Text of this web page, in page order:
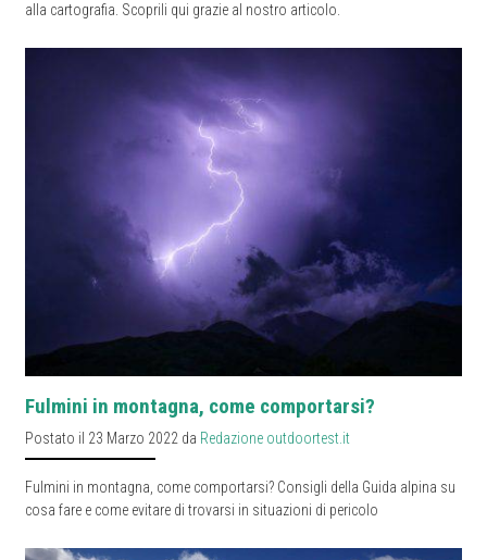
alla cartografia. Scoprili qui grazie al nostro articolo.
Fulmini in montagna, come comportarsi?
Postato il 23 Marzo 2022 da Redazione outdoortest.it
Fulmini in montagna, come comportarsi? Consigli della Guida alpina su
cosa fare e come evitare di trovarsi in situazioni di pericolo